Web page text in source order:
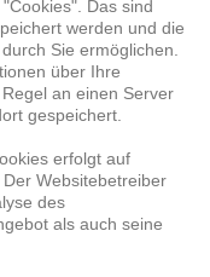
Das sind
werden und die
Sie ermöglichen.
über Ihre
an einen Server
gespeichert.
erfolgt auf
Websitebetreiber
des
als auch seine